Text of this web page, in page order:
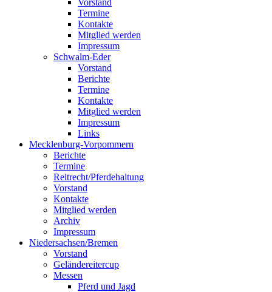
Vorstand
Termine
Kontakte
Mitglied werden
Impressum
Schwalm-Eder
Vorstand
Berichte
Termine
Kontakte
Mitglied werden
Impressum
Links
Mecklenburg-Vorpommern
Berichte
Termine
Reitrecht/Pferdehaltung
Vorstand
Kontakte
Mitglied werden
Archiv
Impressum
Niedersachsen/Bremen
Vorstand
Geländereitercup
Messen
Pferd und Jagd